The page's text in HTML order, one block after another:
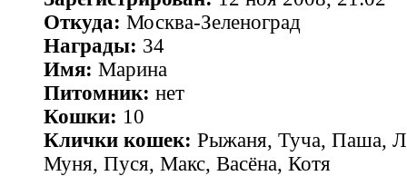
Откуда: Москва-Зеленоград
Награды: 34
Имя: Марина
Питомник: нет
Кошки: 10
Клички кошек: Рыжаня, Туча, Паша,
Муня, Пуся, Макс, Васёна, Котя